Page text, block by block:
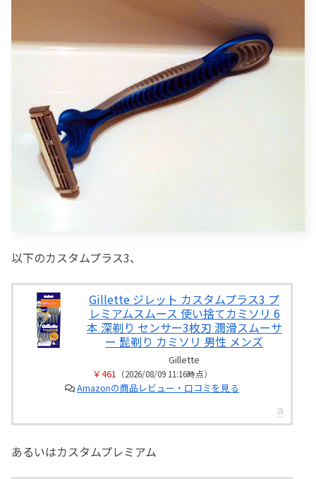
以下のカスタムプラス3、
Gillette ジレット カスタムプラス3 プ
レミアムスムース 使い捨てカミソリ 6
本 深剃り センサー3枚刃 潤滑スムーサ
ー 髭剃り カミソリ 男性 メンズ
Gillette
￥461 （2026/08/09 11:16時点）
Amazonの商品レビュー・口コミを見る
あるいはカスタムプレミアム